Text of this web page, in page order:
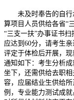
未及时奉告的自行承
算项目人员供给各省“
“三支一扶”办事证书
应达到60分，请考生
评定于体检后开展，
通知如下：考生分析
坐下，还需供给去职
容，应届结业生供给
例，专业能力测试成